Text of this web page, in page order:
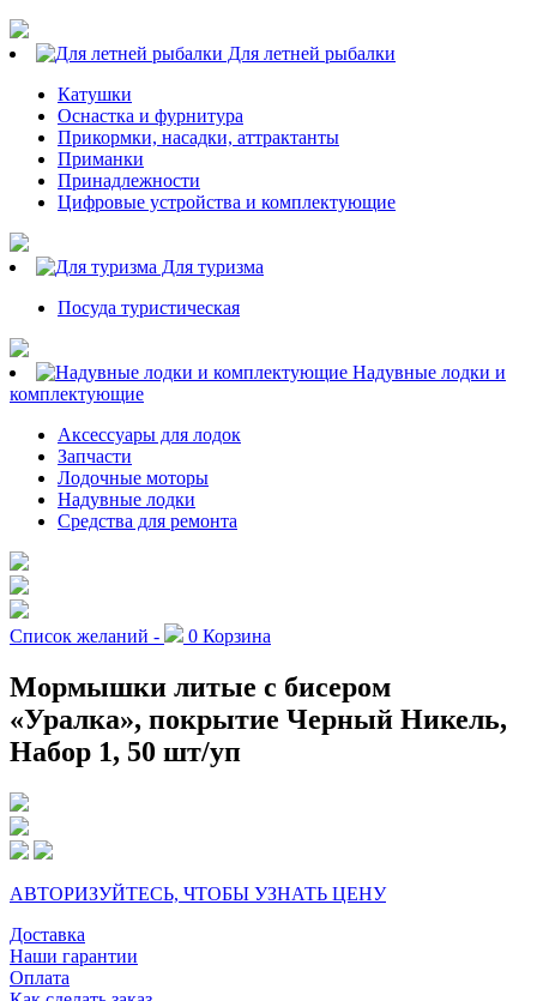
Для летней рыбалки
Катушки
Оснастка и фурнитура
Прикормки, насадки, аттрактанты
Приманки
Принадлежности
Цифровые устройства и комплектующие
Для туризма
Посуда туристическая
Надувные лодки и
комплектующие
Аксессуары для лодок
Запчасти
Лодочные моторы
Надувные лодки
Средства для ремонта
Список желаний - 0 Корзина
Мормышки литые с бисером
«Уралка», покрытие Черный Никель,
Набор 1, 50 шт/уп
АВТОРИЗУЙТЕСЬ, ЧТОБЫ УЗНАТЬ ЦЕНУ
Доставка
Наши гарантии
Оплата